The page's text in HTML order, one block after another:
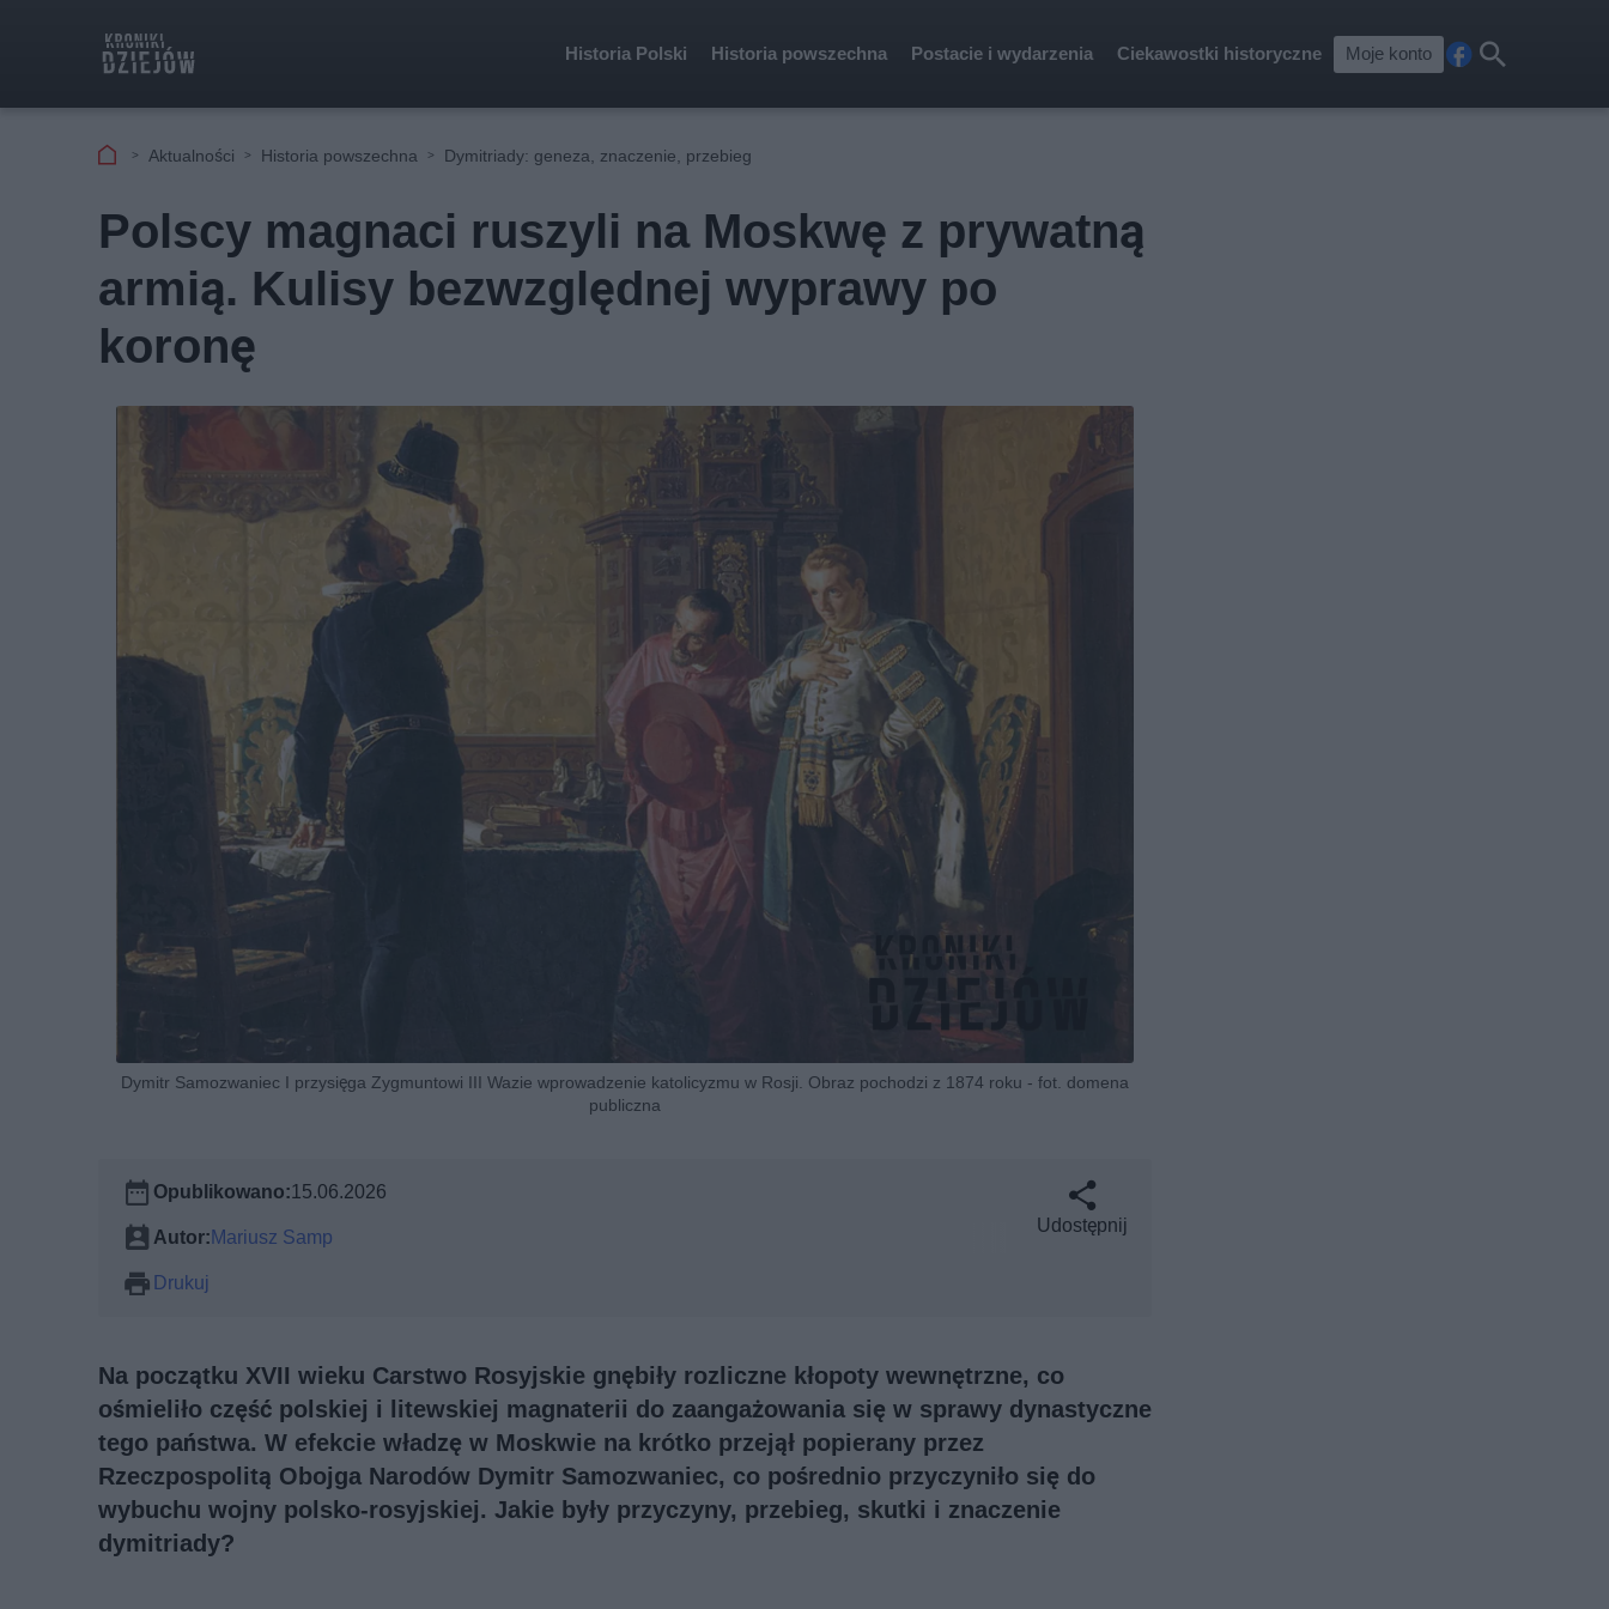
Historia Polski Historia powszechna Postacie i wydarzenia Ciekawostki historyczne Moje konto
cebkaj
Aktualności Historia powszechna Dymitriady: geneza, znaczenie, przebieg
Polscy magnaci ruszyli na Moskwę z prywatną
armią. Kulisy bezwzględnej wyprawy po
koronę
Dymitr Samozwaniec I przysięga Zygmuntowi III Wazie wprowadzenie katolicyzmu w Rosji. Obraz pochodzi z 1874 roku - fot. domena
publiczna
Opublikowano:15.06.2026
Autor: Mariusz Samp
Drukuj
Udostępnij
Na początku XVII wieku Carstwo Rosyjskie gnębiły rozliczne kłopoty wewnętrzne, co
ośmieliło część polskiej i litewskiej magnaterii do zaangażowania się w sprawy dynastyczne
tego państwa. W efekcie władzę w Moskwie na krótko przejął popierany przez
Rzeczpospolitą Obojga Narodów Dymitr Samozwaniec, co pośrednio przyczyniło się do
wybuchu wojny polsko-rosyjskiej. Jakie były przyczyny, przebieg, skutki i znaczenie
dymitriady?